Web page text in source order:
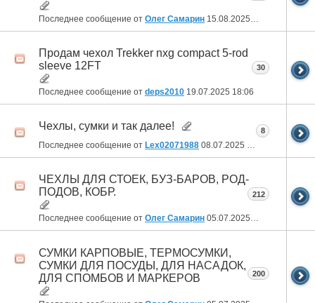
Последнее сообщение от Олег Самарин 15.08.2025 06:24
Продам чехол Trekker nxg compact 5-rod
sleeve 12FT
Последнее сообщение от deps2010 19.07.2025 18:06
30
Чехлы, сумки и так далее!
Последнее сообщение от Lex02071988 08.07.2025 03:43
8
ЧЕХЛЫ ДЛЯ СТОЕК, БУЗ-БАРОВ, РОД-
ПОДОВ, КОБР.
Последнее сообщение от Олег Самарин 05.07.2025 06:24
212
СУМКИ КАРПОВЫЕ, ТЕРМОСУМКИ,
СУМКИ ДЛЯ ПОСУДЫ, ДЛЯ НАСАДОК,
ДЛЯ СПОМБОВ И МАРКЕРОВ
200